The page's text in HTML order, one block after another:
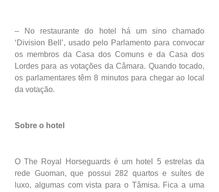
– No restaurante do hotel há um sino chamado
‘Division Bell’, usado pelo Parlamento para convocar
os membros da Casa dos Comuns e da Casa dos
Lordes para as votações da Câmara. Quando tocado,
os parlamentares têm 8 minutos para chegar ao local
da votação.
Sobre o hotel
O The Royal Horseguards é um hotel 5 estrelas da
rede Guoman, que possui 282 quartos e suítes de
luxo, algumas com vista para o Tâmisa. Fica a uma